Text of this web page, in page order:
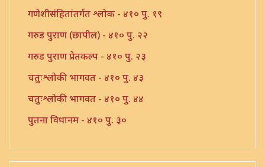
गणेशीसंहितांतर्गत श्लोक - ४१० पु. १९
गरुड पुराण (छापील) - ४१० पु. २२
गरुड पुराण प्रेतकल्प - ४१० पु. २३
चतुःश्लोकी भागवत - ४१० पु. ४३
चतुःश्लोकी भागवत - ४१० पु. ४४
पुतना विधानम - ४१० पु. ३०
ब्रम्हस्तुती - ४१० पु. ३६